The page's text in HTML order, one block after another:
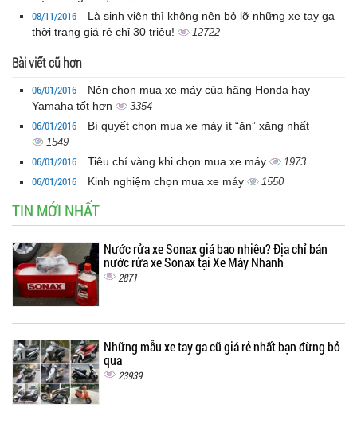
08/11/2016
Là sinh viên thì không nên bỏ lỡ những xe tay ga
thời trang giá rẻ chỉ 30 triệu!
12722
Bài viết cũ hơn
06/01/2016
Nên chọn mua xe máy của hãng Honda hay
Yamaha tốt hơn
3354
06/01/2016 Bí quyết chọn mua xe máy ít “ăn” xăng nhất
1549
06/01/2016 Tiêu chí vàng khi chọn mua xe máy 1973
06/01/2016 Kinh nghiệm chọn mua xe máy 1550
TIN MỚI NHẤT
Nước rửa xe Sonax giá bao nhiêu? Địa chỉ bán
nước rửa xe Sonax tại Xe Máy Nhanh
2871
Những mẫu xe tay ga cũ giá rẻ nhất bạn đừng bỏ
qua
23939